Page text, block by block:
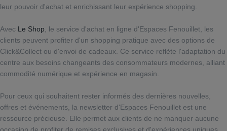
leur pouvoir d'achat et enrichissant leur expérience shopping.
Avec Le Shop , le service d'achat en ligne d'Espaces Fenouillet, les
clients peuvent profiter d'un shopping pratique avec des options de
Click&Collect ou d'envoi de cadeaux. Ce service reflète l'adaptation du
centre aux besoins changeants des consommateurs modernes, alliant
commodité numérique et expérience en magasin.
Pour ceux qui souhaitent rester informés des dernières nouvelles,
offres et événements, la newsletter d'Espaces Fenouillet est une
ressource précieuse. Elle permet aux clients de ne manquer aucune